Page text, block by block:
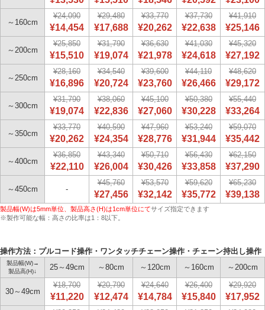
～160cm
¥24,090
¥14,454
¥29,480
¥17,688
¥33,770
¥20,262
¥37,730
¥22,638
¥41,910
¥25,146
～200cm
¥25,850
¥15,510
¥31,790
¥19,074
¥36,630
¥21,978
¥41,030
¥24,618
¥45,320
¥27,192
～250cm
¥28,160
¥16,896
¥34,540
¥20,724
¥39,600
¥23,760
¥44,110
¥26,466
¥48,620
¥29,172
～300cm
¥31,790
¥19,074
¥38,060
¥22,836
¥45,100
¥27,060
¥50,380
¥30,228
¥55,440
¥33,264
～350cm
¥33,770
¥20,262
¥40,590
¥24,354
¥47,960
¥28,776
¥53,240
¥31,944
¥59,070
¥35,442
～400cm
¥36,850
¥22,110
¥43,340
¥26,004
¥50,710
¥30,426
¥56,430
¥33,858
¥62,150
¥37,290
～450cm -
¥45,760
¥27,456
¥53,570
¥32,142
¥59,620
¥35,772
¥65,230
¥39,138
製品幅(W)は5mm単位、製品高さ(H)は1cm単位にてサイズ指定できます
※製作可能な幅：高さの比率は1：8以下。
操作方法：プルコード操作・ワンタッチチェーン操作・チェーン持出し操作
製品幅(W)→
製品高(H)↓
25～49cm ～80cm ～120cm ～160cm ～200cm
30～49cm
¥18,700
¥11,220
¥20,790
¥12,474
¥24,640
¥14,784
¥26,400
¥15,840
¥29,920
¥17,952